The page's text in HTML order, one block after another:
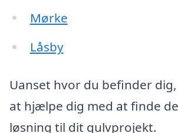
Mørke
Låsby
Uanset hvor du befinder
at hjælpe dig med at finde
løsning til dit gulvprojekt.